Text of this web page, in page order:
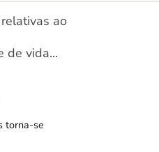
relativas ao
de vida...
torna-se